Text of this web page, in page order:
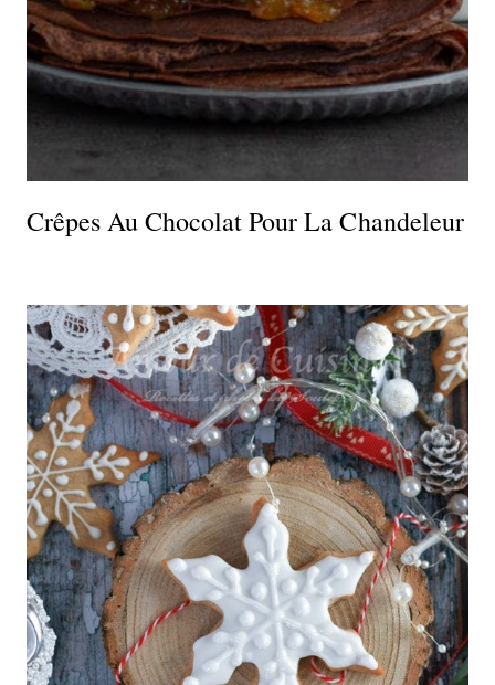
Crêpes Au Chocolat Pour La Chandeleur